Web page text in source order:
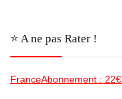
⭐️ A ne pas Rater !
FranceAbonnement :